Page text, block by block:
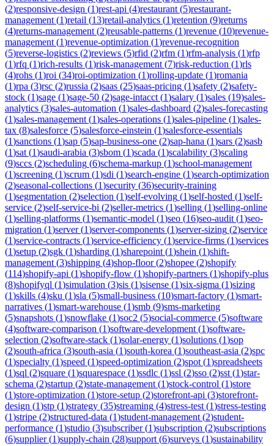
(2)responsive-design (1)rest-api (4)restaurant (5)restaurant-
management (1)retail (13)retail-analytics (1)retention (9)returns
(4)returns-management (2)reusable-patterns (1)revenue (10)revenue-
management (1)revenue-optimization (1)revenue-recognition
(5)reverse-logistics (2)reviews (5)rfid (2)rfm (1)rfm-analysis (1)rfp
(1)rfq (1)rich-results (1)risk-management (7)risk-reduction (1)rls
(4)rohs (1)roi (34)roi-optimization (1)rolling-update (1)romania
(1)rpa (3)rsc (2)russia (2)saas (25)saas-pricing (1)safety (2)safety-
stock (1)sage (1)sage-50 (2)sage-intacct (1)salary (1)sales (19)sales-
analytics (3)sales-automation (1)sales-dashboard (2)sales-forecasting
(1)sales-management (1)sales-operations (1)sales-pipeline (1)sales-
tax (8)salesforce (5)salesforce-einstein (1)salesforce-essentials
(1)sanctions (1)sap (5)sap-business-one (2)sap-hana (1)sars (2)sasb
(1)sat (1)saudi-arabia (3)sbom (1)scada (1)scalability (3)scaling
(9)sccs (2)scheduling (6)schema-markup (1)school-management
(1)screening (1)scrum (1)sdi (1)search-engine (1)search-optimization
(2)seasonal-collections (1)security (36)security-training
(1)segmentation (2)selection (1)self-evolving (1)self-hosted (1)self-
service (2)self-service-bi (2)seller-metrics (1)selling (1)selling-online
(1)selling-platforms (1)semantic-model (1)seo (16)seo-audit (1)seo-
migration (1)server(1)server-components (1)server-sizing (2)service
(1)service-contracts (1)service-efficiency (1)service-firms (1)services
(1)setup (2)sgk (1)sharding (1)sharepoint (1)shein (1)shift-
management (3)shipping (4)shop-floor(2)shopee (2)shopify
(114)shopify-api (1)shopify-flow (1)shopify-partners (1)shopify-plus
(8)shopifyql (1)simulation (3)sis (1)sisense (1)six-sigma (1)sizing
(1)skills (4)sku (1)sla (5)small-business (10)smart-factory (1)smart-
narratives (1)smart-warehouse (1)smb (9)sms-marketing
(5)snapshots (1)snowflake (1)soc2 (5)social-commerce (5)software
(4)software-comparison (1)software-development (1)software-
selection (2)software-stack (1)solar-energy (1)solutions (1)sop
(2)south-africa (3)south-asia (1)south-korea (1)southeast-asia (2)spc
(1)specialty (1)speed (1)speed-optimization (2)spot (1)spreadsheets
(1)sql (2)square (1)squarespace (1)ssdlc (1)ssl (2)sso (2)sst (1)star-
schema (2)startup (2)state-management (1)stock-control (1)store
(1)store-optimization (1)store-setup (2)storefront-api (3)storefront-
design (1)stp (1)strategy (35)streaming (4)stress-test (1)stress-testing
(1)stripe (2)structured-data (1)student-management (2)student-
performance (1)studio (3)subscriber(1)subscription (2)subscriptions
(6)supplier(1)supply-chain (28)support (6)surveys (1)sustainability